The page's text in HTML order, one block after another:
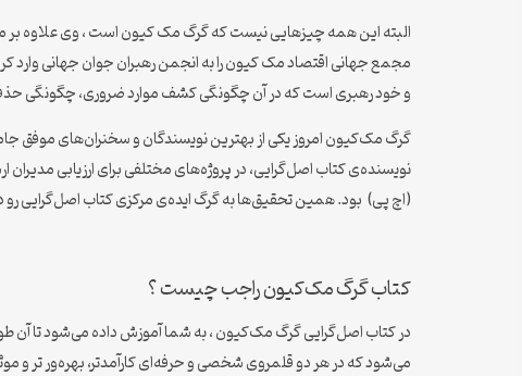
و خود رهبری است که در آن چگونگی کشف موارد ضروری، چگونگی حذف
(اچ پی) بود. همین تحقیق‌ها به گرگ ایده‌ی مرکزی کتاب اصل‌گرایی رو
کتاب گرگ مک‌کیون راجب چیست ؟
در کتاب اصل‌گرایی گرگ مک‌کیون ، به شما آموزش داده می‌شود تا آن
می‌شود که در هر دو قلمروی شخصی و حرفه‌ای کارآمدتر، بهره‌ور تر و